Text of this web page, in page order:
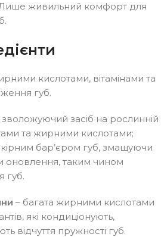
живильний комфорт для
кислотами, вітамінами та
губ.
засіб на рослинній
та жирними кислотами;
бар’єром губ, змащуючи
оновлення, таким чином
губ.
– багата жирними кислотами
які кондиціонують,
відчуття пружності губ.